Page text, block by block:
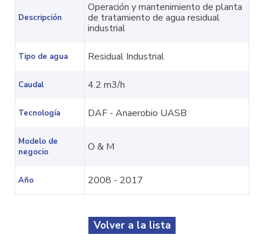
Descripción
Operación y mantenimiento de planta
de tratamiento de agua residual
industrial
Tipo de agua Residual Industrial
Caudal 4.2 m3/h
Tecnología DAF - Anaerobio UASB
Modelo de
negocio
O & M
Año 2008 - 2017
Volver a la lista